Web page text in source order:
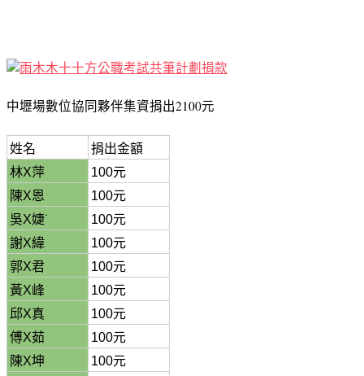
中壢場數位協同夥伴集資捐出2100元
姓名
捐出金額
林X萍
100元
陳X恩
100元
吳X婕˙
100元
謝X緯
100元
郭X君
100元
黃X峰
100元
邱X真
100元
傅X茹
100元
陳X坤
100元